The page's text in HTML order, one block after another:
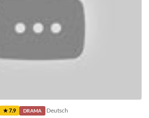
★ 7.9 DRAMA Deutsch